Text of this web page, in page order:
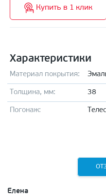
Купить в 1 клик
Характеристики
Материал покрытия:
Толщина, мм: 38
Погонаж:
Елена